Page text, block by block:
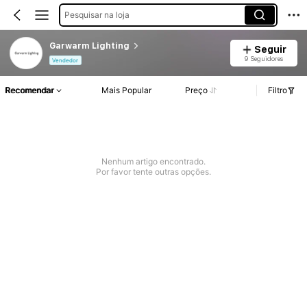
Pesquisar na loja
Garwarm Lighting
Vendedor
Seguir
9 Seguidores
Recomendar Mais Popular Preço Filtro
Nenhum artigo encontrado.
Por favor tente outras opções.